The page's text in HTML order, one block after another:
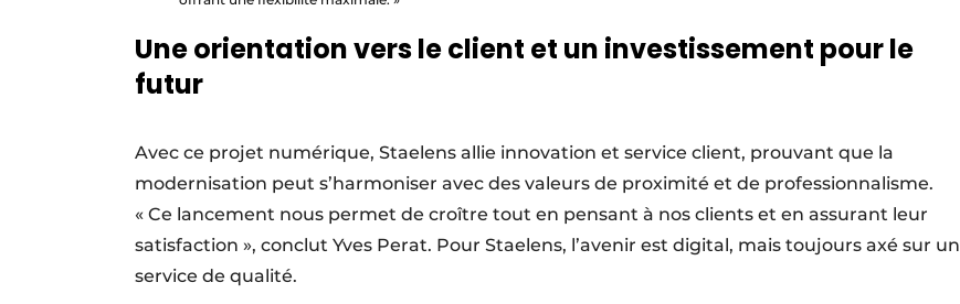
Une orientation vers le client et un investissement pour le
futur
Avec ce projet numérique, Staelens allie innovation et service client, prouvant que la
modernisation peut s’harmoniser avec des valeurs de proximité et de professionnalisme.
« Ce lancement nous permet de croître tout en pensant à nos clients et en assurant leur
satisfaction », conclut Yves Perat. Pour Staelens, l’avenir est digital, mais toujours axé sur un
service de qualité.